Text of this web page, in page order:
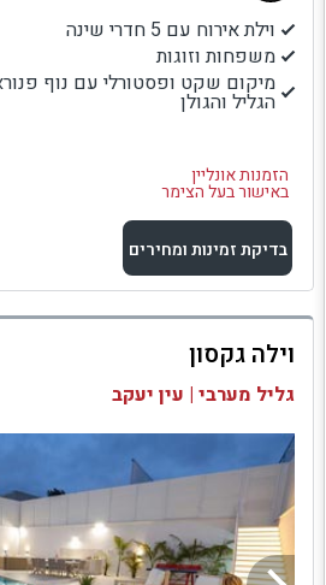
וילת אירוח עם 5 חדרי שינה
משפחות וזוגות
מיקום שקט ופסטורלי עם נוף
הגליל והגולן
הזמנות אונליין
באישור בעל הצימר
בדיקת זמינות ומחירים
למתחם זה
בדיקת זמינות ומחירים
וילה גקסון
גליל מערבי | עין יעקב